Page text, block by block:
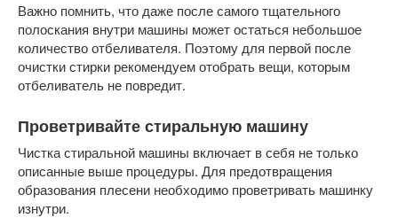
Важно помнить, что даже после самого тщательного
полоскания внутри машины может остаться небольшое
количество отбеливателя. Поэтому для первой после
очистки стирки рекомендуем отобрать вещи, которым
отбеливатель не повредит.
Проветривайте стиральную машину
Чистка стиральной машины включает в себя не только
описанные выше процедуры. Для предотвращения
образования плесени необходимо проветривать машинку
изнутри.